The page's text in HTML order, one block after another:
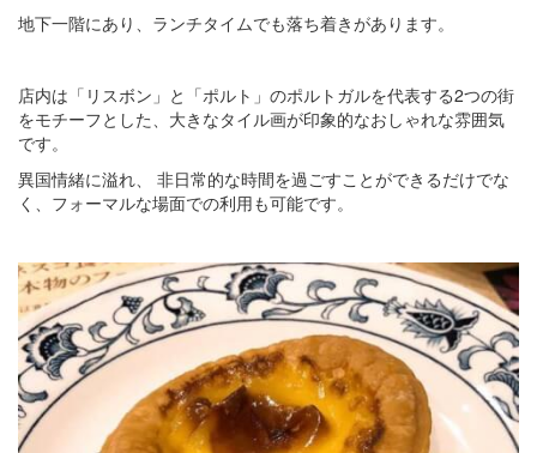
地下一階にあり、ランチタイムでも落ち着きがあります。
店内は「リスボン」と「ポルト」のポルトガルを代表する2つの街
をモチーフとした、大きなタイル画が印象的なおしゃれな雰囲気
です。
異国情緒に溢れ、 非日常的な時間を過ごすことができるだけでな
く、フォーマルな場面での利用も可能です。